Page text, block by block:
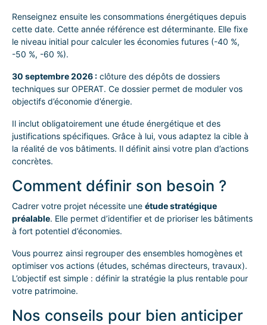
Renseignez ensuite les consommations énergétiques depuis
cette date. Cette année référence est déterminante. Elle fixe
le niveau initial pour calculer les économies futures (-40 %,
-50 %, -60 %).
30 septembre 2026 : clôture des dépôts de dossiers
techniques sur OPERAT. Ce dossier permet de moduler vos
objectifs d’économie d’énergie.
Il inclut obligatoirement une étude énergétique et des
justifications spécifiques. Grâce à lui, vous adaptez la cible à
la réalité de vos bâtiments. Il définit ainsi votre plan d’actions
concrètes.
Comment définir son besoin ?
Cadrer votre projet nécessite une étude stratégique
préalable. Elle permet d’identifier et de prioriser les bâtiments
à fort potentiel d’économies.
Vous pourrez ainsi regrouper des ensembles homogènes et
optimiser vos actions (études, schémas directeurs, travaux).
L’objectif est simple : définir la stratégie la plus rentable pour
votre patrimoine.
Nos conseils pour bien anticiper